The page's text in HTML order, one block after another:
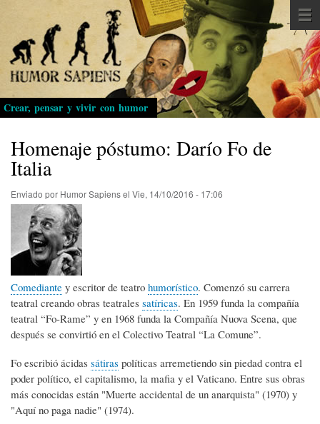
Pasar
al
contenido
principal
Crear, pensar y vivir con humor
Homenaje póstumo: Darío Fo de
Italia
Enviado por Humor Sapiensel Vie, 14/10/2016 - 17:06
Comediante y escritor de teatro humorístico. Comenzó su carrera
teatral creando obras teatrales satíricas. En 1959 funda la compañía
teatral “Fo-Rame” y en 1968 funda la Compañía Nuova Scena, que
después se convirtió en el Colectivo Teatral “La Comune”.
Fo escribió ácidas sátiras políticas arremetiendo sin piedad contra el
poder político, el capitalismo, la mafia y el Vaticano. Entre sus obras
más conocidas están "Muerte accidental de un anarquista" (1970) y
"Aquí no paga nadie" (1974).